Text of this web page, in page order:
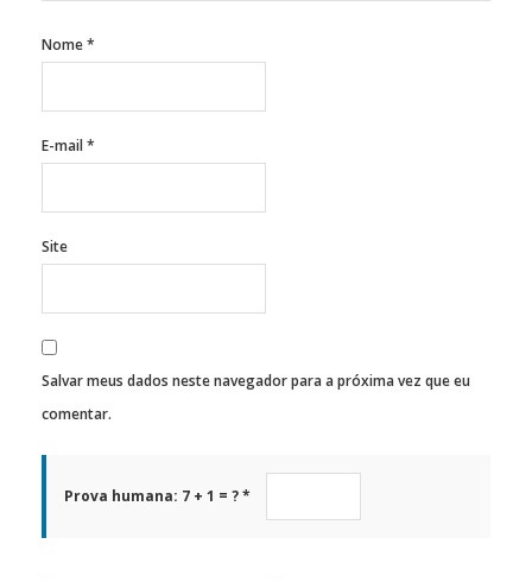
Nome*
E-mail*
Site
Salvar meus dados neste navegador para a próxima vez que eu
comentar.
Prova humana: 7 + 1 = ? *